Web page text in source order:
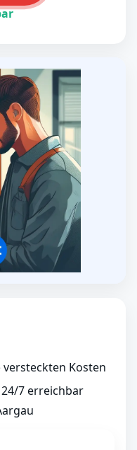
versteckten Kosten
7 erreichbar